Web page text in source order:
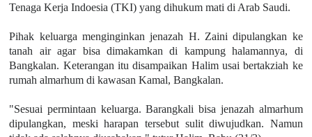
Tenaga Kerja Indoesia (TKI) yang dihukum mati di Arab Saudi.
Pihak keluarga menginginkan jenazah H. Zaini dipulangkan ke
tanah air agar bisa dimakamkan di kampung halamannya, di
Bangkalan. Keterangan itu disampaikan Halim usai bertakziah ke
rumah almarhum di kawasan Kamal, Bangkalan.
"Sesuai permintaan keluarga. Barangkali bisa jenazah almarhum
dipulangkan, meski harapan tersebut sulit diwujudkan. Namun